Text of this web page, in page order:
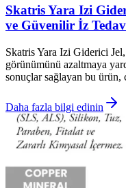
Skatris Yara Izi
ve Güvenilir İz
Skatris Yara Izi Giderici
görünümünü azaltmaya
sonuçlar sağlayan bu ürün,
Daha fazla bilgi edinin